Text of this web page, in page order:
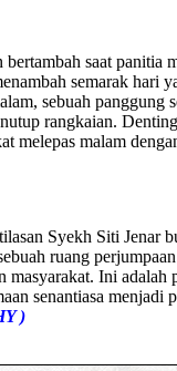
saat panitia
semarak hari
sebuah panggung
rangkaian.
melepas malam
Syekh Siti Jenar
ruang
masyarakat. Ini adalah
senantiasa menjadi
)